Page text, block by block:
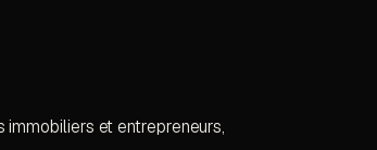
et entrepreneurs,